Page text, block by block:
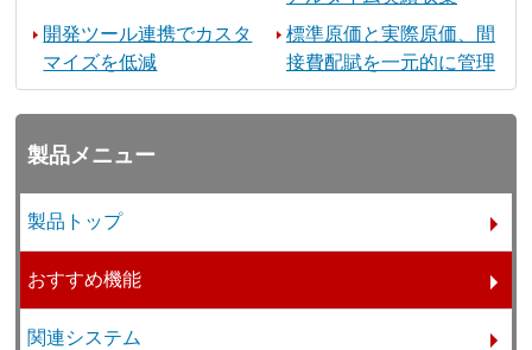
開発ツール連携でカスタ
マイズを低減
標準原価と実際原価、間
接費配賦を一元的に管理
製品メニュー
製品トップ
おすすめ機能
関連システム